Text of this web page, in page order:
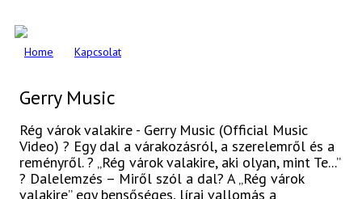
Home Kapcsolat
Gerry Music
Rég várok valakire - Gerry Music (Official Music
Video) ? Egy dal a várakozásról, a szerelemről és a
reményről. ? „Rég várok valakire, aki olyan, mint Te...”
? Dalelemzés – Miről szól a dal? A „Rég várok
valakire” egy bensőséges, lírai vallomás a